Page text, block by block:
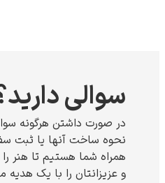
سوالی
در صورت داشتن هرگونه
نحوه ساخت آنها یا ثبت
همراه شما هستیم تا هنر را
و عزیزانتان را با یک هدیه